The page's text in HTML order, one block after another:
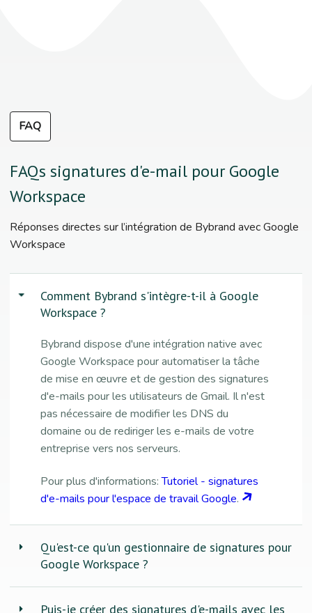
FAQ
FAQs signatures d'e-mail pour Google
Workspace
Réponses directes sur l’intégration de Bybrand avec Google
Workspace
Comment Bybrand s'intègre-t-il à Google
Workspace ?
Bybrand dispose d'une intégration native avec
Google Workspace pour automatiser la tâche
de mise en œuvre et de gestion des signatures
d'e-mails pour les utilisateurs de Gmail. Il n'est
pas nécessaire de modifier les DNS du
domaine ou de rediriger les e-mails de votre
entreprise vers nos serveurs.
Pour plus d'informations:Tutoriel - signatures
d'e-mails pour l'espace de travail Google.
Qu'est-ce qu'un gestionnaire de signatures pour
Google Workspace ?
Puis-je créer des signatures d'e-mails avec les